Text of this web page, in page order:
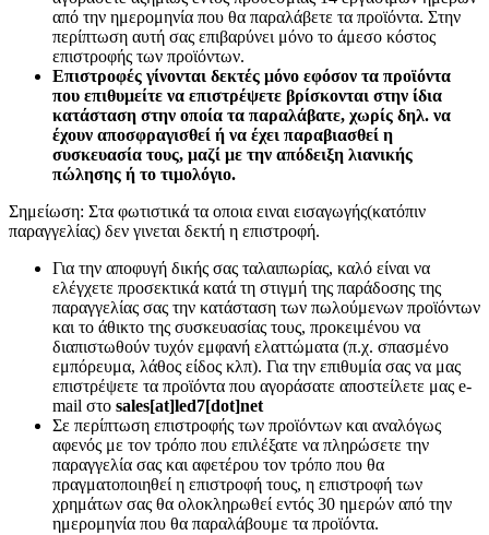
από την ημερομηνία που θα παραλάβετε τα προϊόντα. Στην
περίπτωση αυτή σας επιβαρύνει μόνο το άμεσο κόστος
επιστροφής των προϊόντων.
Επιστροφές γίνονται δεκτές μόνο εφόσον τα προϊόντα
που επιθυμείτε να επιστρέψετε βρίσκονται στην ίδια
κατάσταση στην οποία τα παραλάβατε, χωρίς δηλ. να
έχουν αποσφραγισθεί ή να έχει παραβιασθεί η
συσκευασία τους, μαζί με την απόδειξη λιανικής
πώλησης ή το τιμολόγιο.
Σημείωση: Στα φωτιστικά τα οποια ειναι εισαγωγής(κατόπιν
παραγγελίας) δεν γινεται δεκτή η επιστροφή.
Για την αποφυγή δικής σας ταλαιπωρίας, καλό είναι να
ελέγχετε προσεκτικά κατά τη στιγμή της παράδοσης της
παραγγελίας σας την κατάσταση των πωλούμενων προϊόντων
και το άθικτο της συσκευασίας τους, προκειμένου να
διαπιστωθούν τυχόν εμφανή ελαττώματα (π.χ. σπασμένο
εμπόρευμα, λάθος είδος κλπ). Για την επιθυμία σας να μας
επιστρέψετε τα προϊόντα που αγοράσατε αποστείλετε μας e-
mail στο sales[at]led7[dot]net
Σε περίπτωση επιστροφής των προϊόντων και αναλόγως
αφενός με τον τρόπο που επιλέξατε να πληρώσετε την
παραγγελία σας και αφετέρου τον τρόπο που θα
πραγματοποιηθεί η επιστροφή τους, η επιστροφή των
χρημάτων σας θα ολοκληρωθεί εντός 30 ημερών από την
ημερομηνία που θα παραλάβουμε τα προϊόντα.